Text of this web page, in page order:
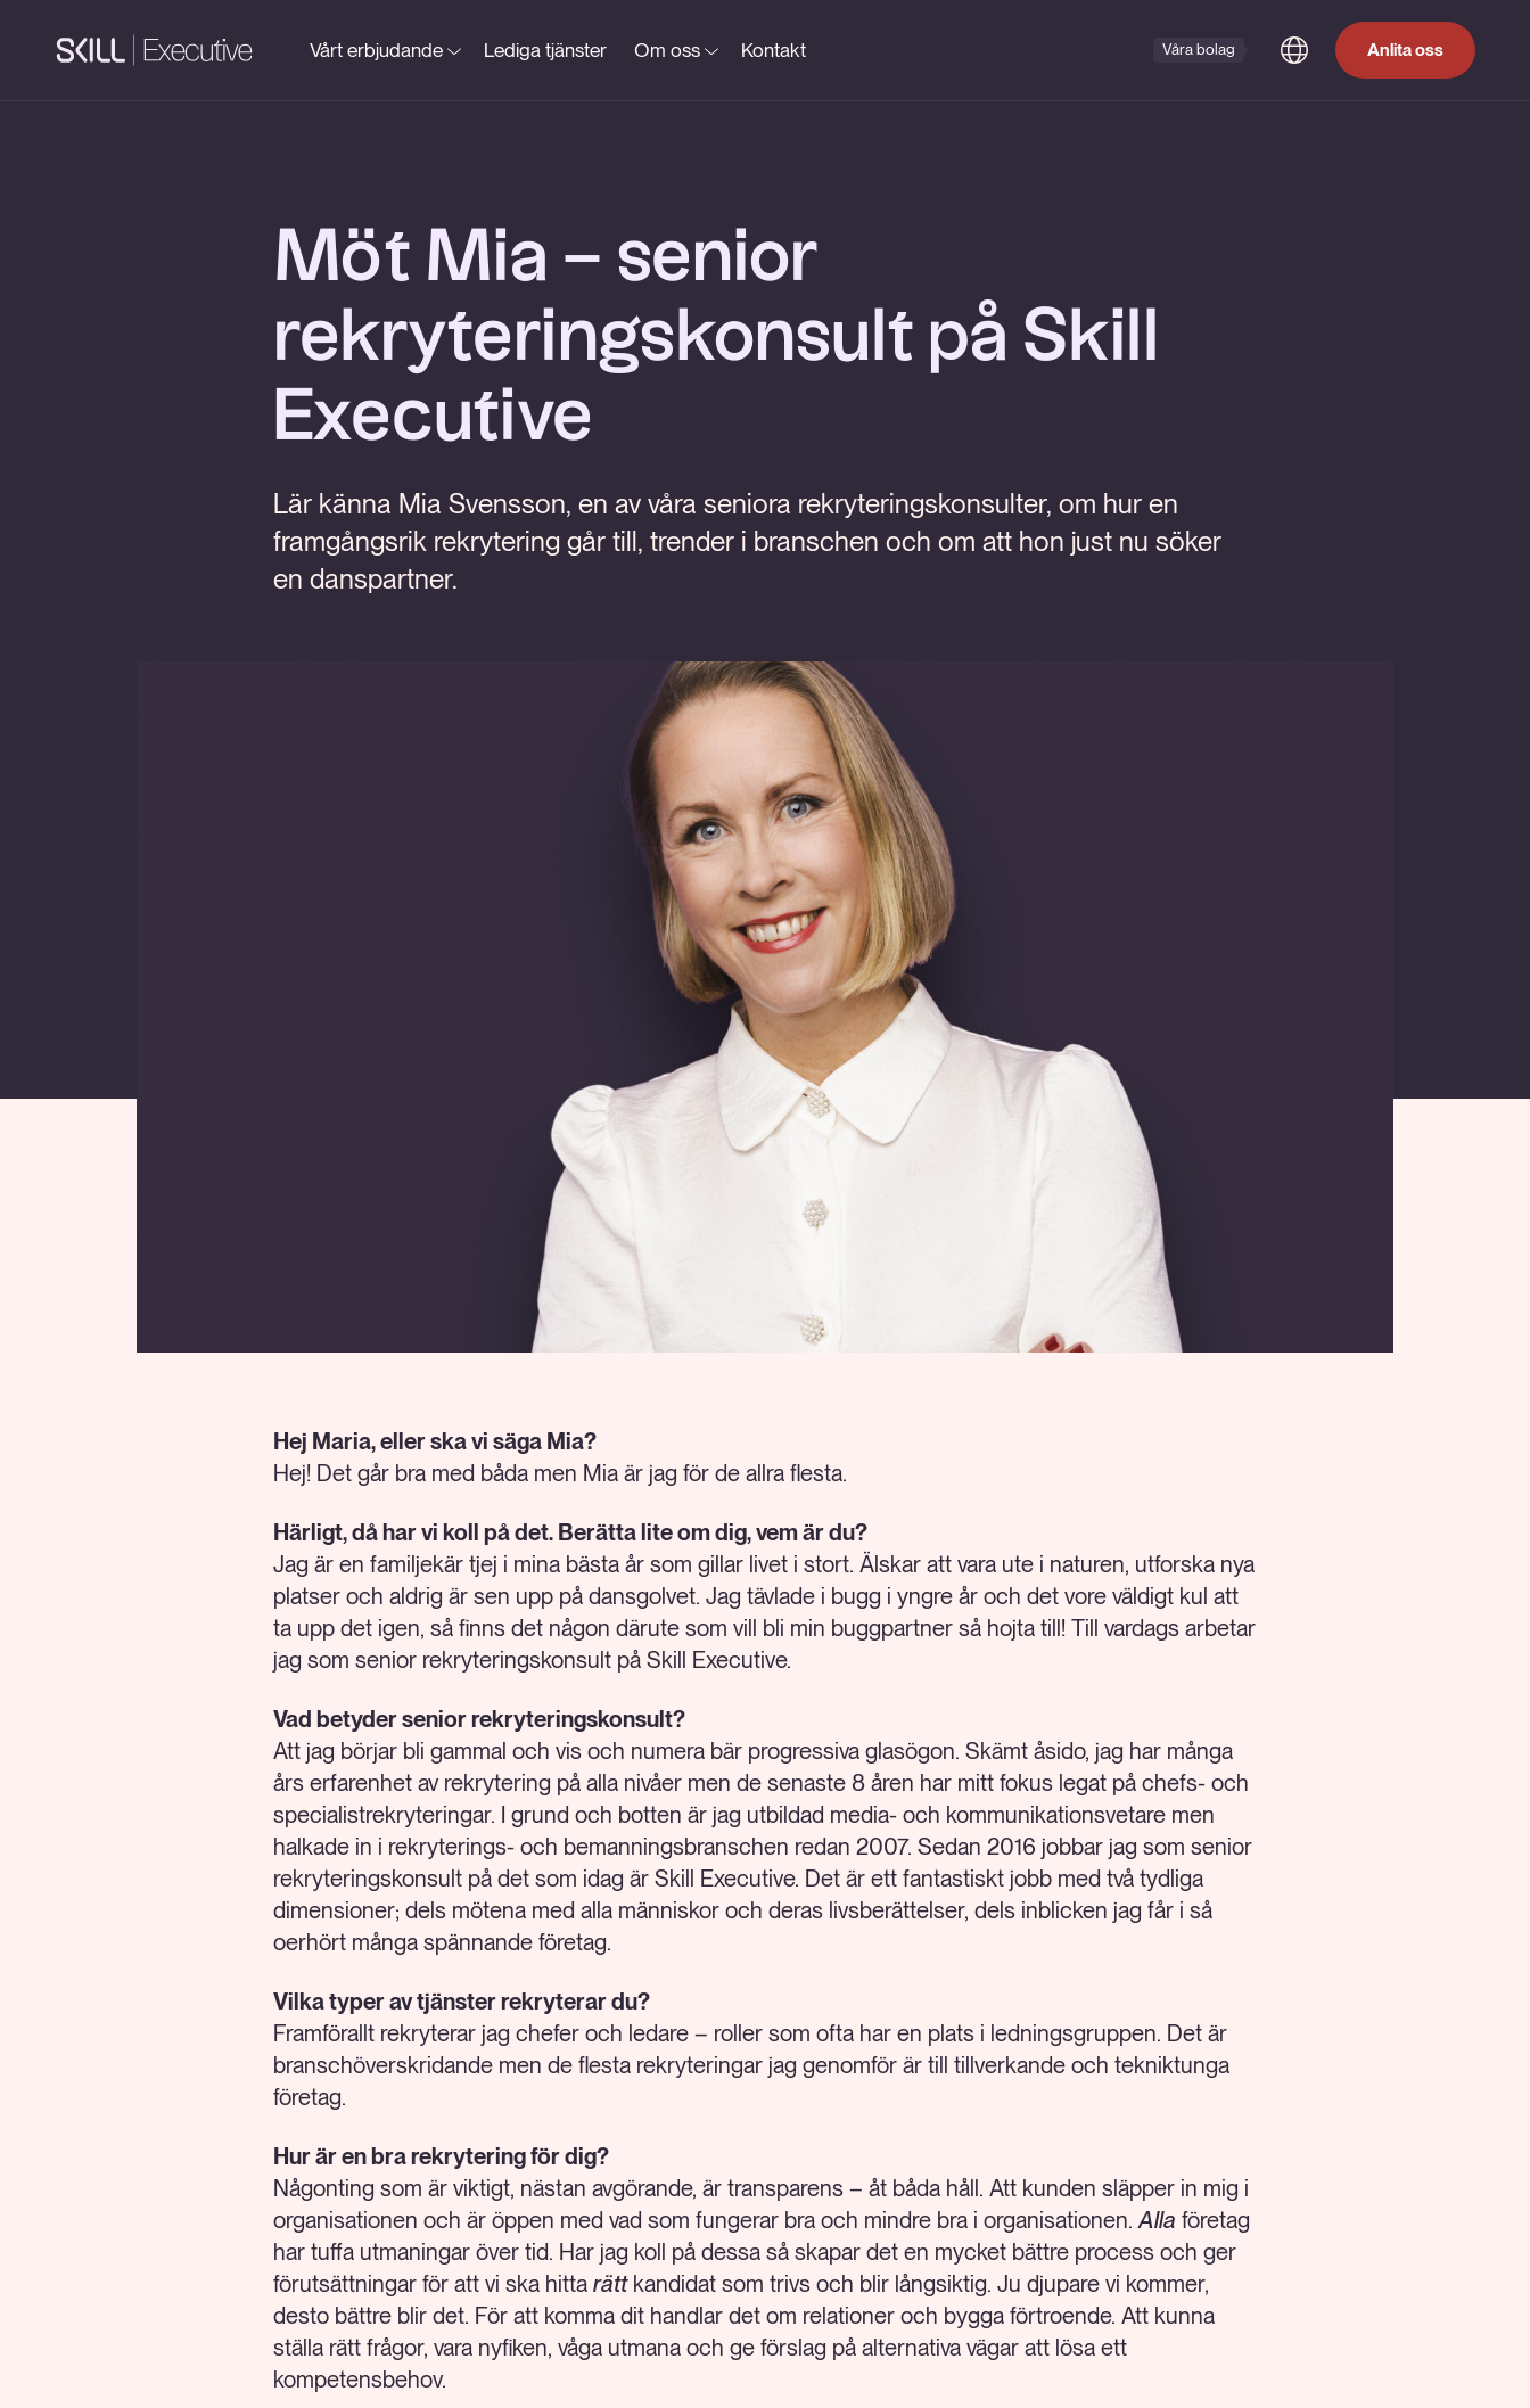
Vårt erbjudande Lediga tjänster Om oss Kontakt Våra bolag Anlita oss
Möt Mia – senior
rekryteringskonsult på Skill
Executive
Lär känna Mia Svensson, en av våra seniora rekryteringskonsulter, om hur en
framgångsrik rekrytering går till, trender i branschen och om att hon just nu söker
en danspartner.
Hej Maria, eller ska vi säga Mia?
Hej! Det går bra med båda men Mia är jag för de allra flesta.
Härligt, då har vi koll på det. Berätta lite om dig, vem är du?
Jag är en familjekär tjej i mina bästa år som gillar livet i stort. Älskar att vara ute i naturen, utforska nya
platser och aldrig är sen upp på dansgolvet. Jag tävlade i bugg i yngre år och det vore väldigt kul att
ta upp det igen, så finns det någon därute som vill bli min buggpartner så hojta till! Till vardags arbetar
jag som senior rekryteringskonsult på Skill Executive.
Vad betyder senior rekryteringskonsult?
Att jag börjar bli gammal och vis och numera bär progressiva glasögon. Skämt åsido, jag har många
års erfarenhet av rekrytering på alla nivåer men de senaste 8 åren har mitt fokus legat på chefs- och
specialistrekryteringar. I grund och botten är jag utbildad media- och kommunikationsvetare men
halkade in i rekryterings- och bemanningsbranschen redan 2007. Sedan 2016 jobbar jag som senior
rekryteringskonsult på det som idag är Skill Executive. Det är ett fantastiskt jobb med två tydliga
dimensioner; dels mötena med alla människor och deras livsberättelser, dels inblicken jag får i så
oerhört många spännande företag.
Vilka typer av tjänster rekryterar du?
Framförallt rekryterar jag chefer och ledare – roller som ofta har en plats i ledningsgruppen. Det är
branschöverskridande men de flesta rekryteringar jag genomför är till tillverkande och tekniktunga
företag.
Hur är en bra rekrytering för dig?
Någonting som är viktigt, nästan avgörande, är transparens – åt båda håll. Att kunden släpper in mig i
organisationen och är öppen med vad som fungerar bra och mindre bra i organisationen.Alla företag
har tuffa utmaningar över tid. Har jag koll på dessa så skapar det en mycket bättre process och ger
förutsättningar för att vi ska hitta rättkandidat som trivs och blir långsiktig. Ju djupare vi kommer,
desto bättre blir det. För att komma dit handlar det om relationer och bygga förtroende. Att kunna
ställa rätt frågor, vara nyfiken, våga utmana och ge förslag på alternativa vägar att lösa ett
kompetensbehov.